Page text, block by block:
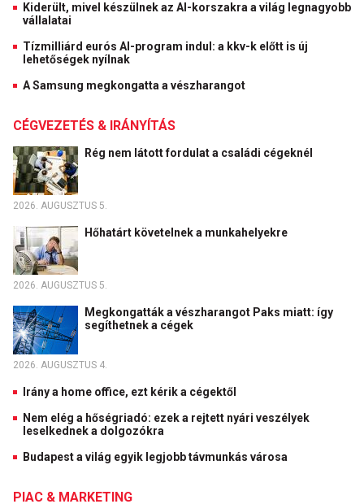
Kiderült, mivel készülnek az AI-korszakra a világ legnagyobb
vállalatai
Tízmilliárd eurós AI-program indul: a kkv-k előtt is új
lehetőségek nyílnak
A Samsung megkongatta a vészharangot
CÉGVEZETÉS & IRÁNYÍTÁS
Rég nem látott fordulat a családi cégeknél
2026. AUGUSZTUS 5.
Hőhatárt követelnek a munkahelyekre
2026. AUGUSZTUS 5.
Megkongatták a vészharangot Paks miatt: így
segíthetnek a cégek
2026. AUGUSZTUS 4.
Irány a home office, ezt kérik a cégektől
Nem elég a hőségriadó: ezek a rejtett nyári veszélyek
leselkednek a dolgozókra
Budapest a világ egyik legjobb távmunkás városa
PIAC & MARKETING